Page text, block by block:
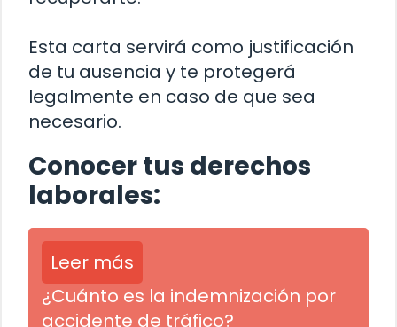
Esta carta servirá como justificación
de tu ausencia y te protegerá
legalmente en caso de que sea
necesario.
Conocer tus derechos
laborales:
Leer más
¿Cuánto es la indemnización por
accidente de tráfico?